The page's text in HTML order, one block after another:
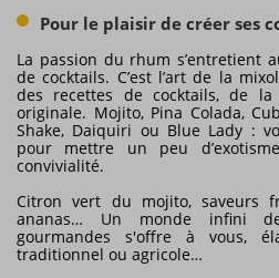
Pour le plaisir de créer ses
La passion du rhum s’entretient
de cocktails. C’est l’art de la
des recettes de cocktails, de
originale. Mojito, Pina Colada,
Shake, Daiquiri ou Blue Lady :
pour mettre un peu
convivialité.
Citron vert du mojito, saveurs
ananas… Un monde infini
gourmandes s'offre à vous,
traditionnel ou agricole…